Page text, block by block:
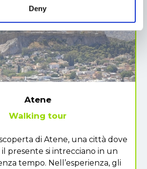
Deny
Atene
Walking tour
di Atene, una città dove
il presente si intrecciano in un
tempo. Nell’esperienza, gli